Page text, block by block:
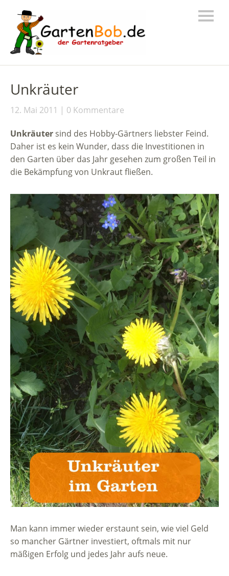
Unkräuter
12. Mai 2011 0 Kommentare
Unkräuter sind des Hobby-Gärtners liebster Feind.
Daher ist es kein Wunder, dass die Investitionen in
den Garten über das Jahr gesehen zum großen Teil in
die Bekämpfung von Unkraut fließen.
Man kann immer wieder erstaunt sein, wie viel Geld
so mancher Gärtner investiert, oftmals mit nur
mäßigen Erfolg und jedes Jahr aufs neue.